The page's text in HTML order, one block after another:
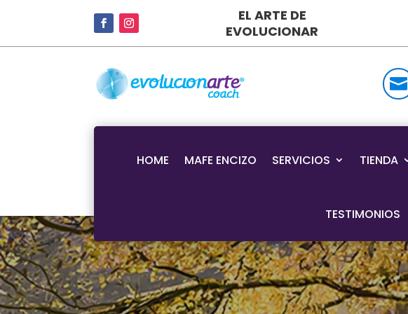
EL ARTE DE
EVOLUCIONAR

HOME MAFE ENCIZO SERVICIOS TIENDA
TESTIMONIOS